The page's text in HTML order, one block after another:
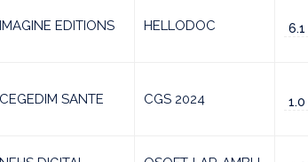
IMAGINE EDITIONS HELLODOC 6.1
CEGEDIM SANTE CGS 2024 1.0